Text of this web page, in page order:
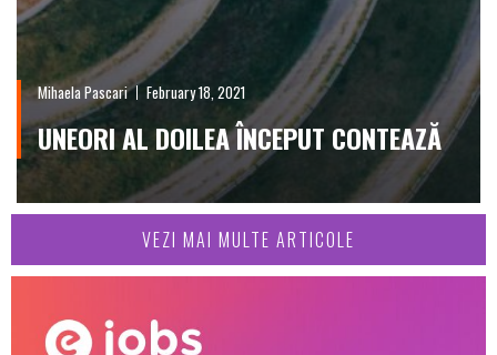
Mihaela Pascari February 18, 2021
UNEORI AL DOILEA ÎNCEPUT CONTEAZĂ
VEZI MAI MULTE ARTICOLE